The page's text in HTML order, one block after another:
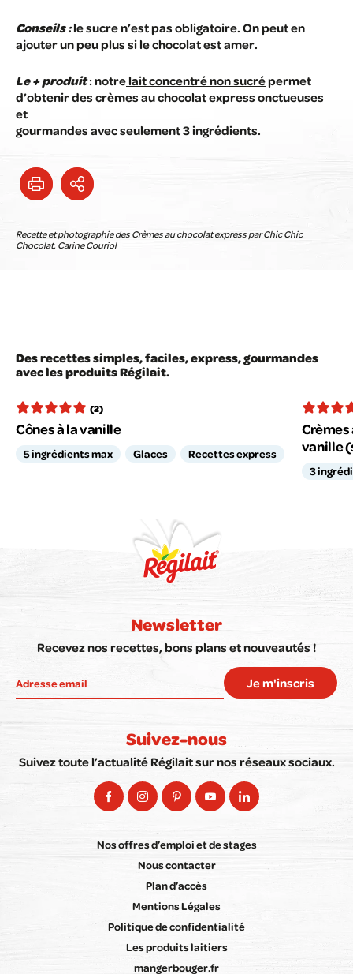
Conseils :le sucre n’est pas obligatoire. On peut en
ajouter un peu plus si le chocolat est amer.
Le + produit: notrelait concentré non sucrépermet
d’obtenir des crèmes au chocolat express onctueuses
et
gourmandes avec seulement 3 ingrédients.
Recette et photographie des Crèmes au chocolat express par Chic Chic
Chocolat, Carine Couriol
Des recettes simples, faciles, express, gourmandes
avec les produits Régilait.
(2)
Cônes à la vanille
5 ingrédients max Glaces Recettes express
Crèmes
vanille
3
Newsletter
Recevez nos recettes, bons plans et nouveautés !
Je m'inscris
Suivez-nous
Suivez toute l’actualité Régilait sur nos réseaux sociaux.
Nos offres d’emploi et de stages
Nous contacter
Plan d’accès
Mentions Légales
Politique de confidentialité
Les produits laitiers
mangerbouger.fr